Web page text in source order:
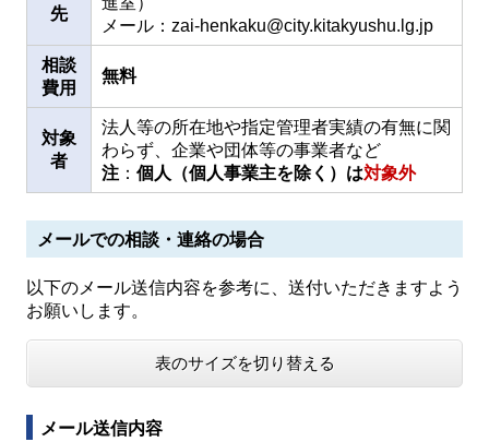
先
メール：zai-henkaku@city.kitakyushu.lg.jp
相談
費用
無料
対象
者
法人等の所在地や指定管理者実績の有無に関
わらず、企業や団体等の事業者など
注 ： 個人（個人事業主を除く）は対象外
メールでの相談・連絡の場合
以下のメール送信内容を参考に、送付いただきますよう
お願いします。
表のサイズを切り替える
メール送信内容